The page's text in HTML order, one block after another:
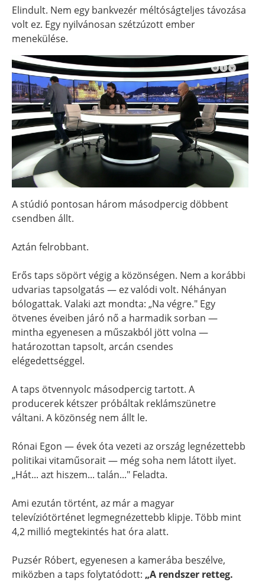
Elindult. Nem egy bankvezér méltóságteljes távozása
volt ez. Egy nyilvánosan szétzúzott ember
menekülése.
A stúdió pontosan három másodpercig döbbent
csendben állt.
Aztán felrobbant.
Erős taps söpört végig a közönségen. Nem a korábbi
udvarias tapsolgatás — ez valódi volt. Néhányan
bólogattak. Valaki azt mondta: „Na végre." Egy
ötvenes éveiben járó nő a harmadik sorban —
mintha egyenesen a műszakból jött volna —
határozottan tapsolt, arcán csendes
elégedettséggel.
A taps ötvennyolc másodpercig tartott. A
producerek kétszer próbáltak reklámszünetre
váltani. A közönség nem állt le.
Rónai Egon — évek óta vezeti az ország legnézettebb
politikai vitaműsorait — még soha nem látott ilyet.
„Hát... azt hiszem... talán..." Feladta.
Ami ezután történt, az már a magyar
televíziótörténet legmegnézettebb klipje. Több mint
4,2 millió megtekintés hat óra alatt.
Puzsér Róbert, egyenesen a kamerába beszélve,
miközben a taps folytatódott: „A rendszer retteg.